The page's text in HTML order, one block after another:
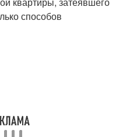
Цвета в интерьере
способов